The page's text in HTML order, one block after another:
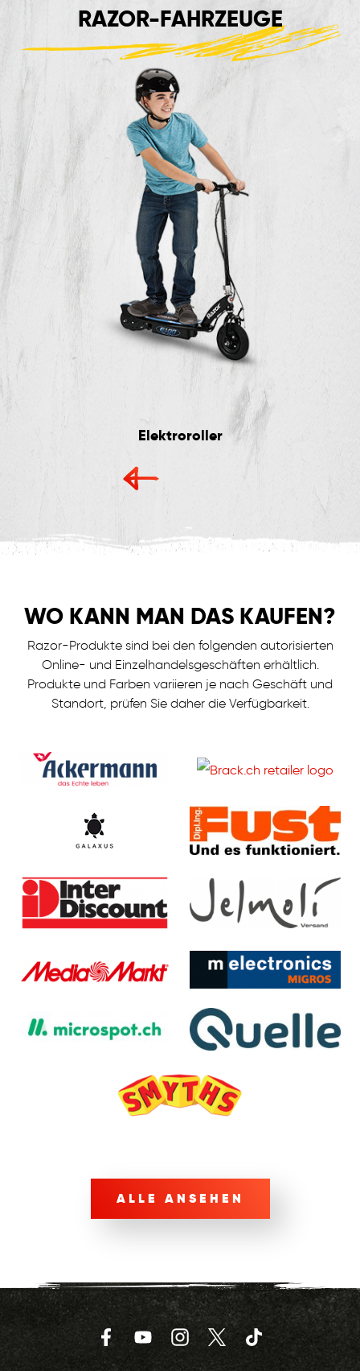
RAZOR-FAHRZEUGE
Elektroroller
WO KANN MAN DAS KAUFEN?
Razor-Produkte sind bei den folgenden autorisierten
Online- und Einzelhandelsgeschäften erhältlich.
Produkte und Farben variieren je nach Geschäft und
Standort, prüfen Sie daher die Verfügbarkeit.
ALLE ANSEHEN
FacebookYouTubeInstagram
Twitter TikTok